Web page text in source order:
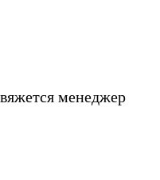
менеджер